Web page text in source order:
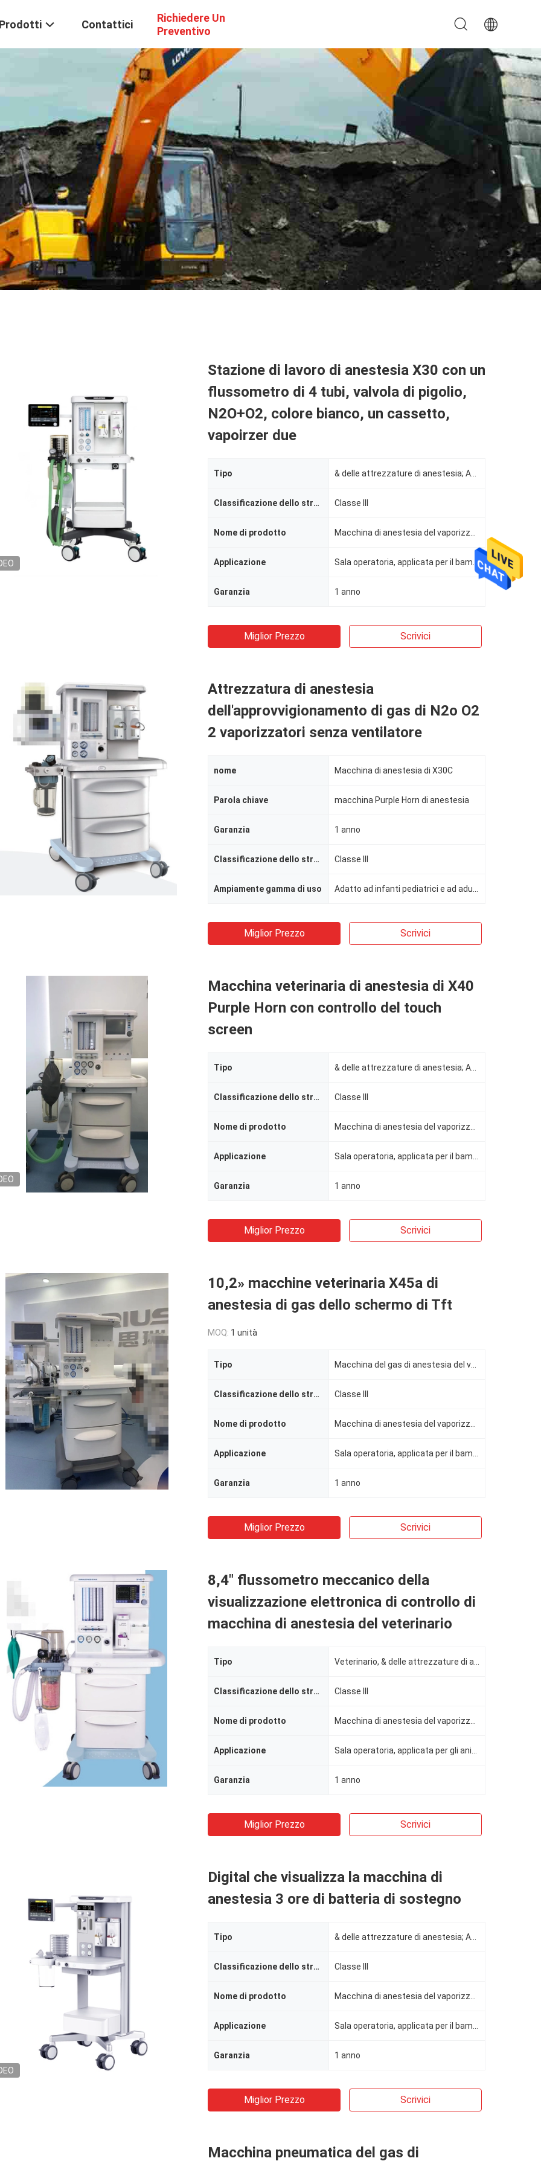
Contattici
Richiedere Un
Preventivo
Stazione di lavoro di anestesia X30 con un
flussometro di 4 tubi, valvola di pigolio,
N2O+O2, colore bianco, un cassetto,
vapoirzer due
Tipo
Classificazione dello strumento Classe III
Nome di prodotto
Applicazione Sala operatoria, applicata per il bambino ed adulta, adulta e pediatrica (3kg sopra)
Garanzia 1 anno
Miglior Prezzo Scrivici
Attrezzatura di anestesia
dell'approvvigionamento di gas di N2o O2
2 vaporizzatori senza ventilatore
nome Macchina di anestesia di X30C
Parola chiave macchina Purple Horn di anestesia
Garanzia 1 anno
Classificazione dello strumento Classe III
Ampiamente gamma di uso
Miglior Prezzo Scrivici
Macchina veterinaria di anestesia di X40
Purple Horn con controllo del touch
screen
Tipo
Classificazione dello strumento Classe III
Nome di prodotto
Applicazione
Garanzia 1 anno
Miglior Prezzo Scrivici
10,2» macchine veterinaria X45a di
anestesia di gas dello schermo di Tft
MOQ: 1 unità
Tipo
Classificazione dello strumento Classe III
Nome di prodotto
Applicazione
Garanzia 1 anno
Miglior Prezzo Scrivici
8,4" flussometro meccanico della
visualizzazione elettronica di controllo di
macchina di anestesia del veterinario
Tipo
Classificazione dello strumento Classe III
Nome di prodotto
Applicazione
Garanzia 1 anno
Miglior Prezzo Scrivici
Digital che visualizza la macchina di
anestesia 3 ore di batteria di sostegno
Tipo
Classificazione dello strumento Classe III
Nome di prodotto
Applicazione
Garanzia 1 anno
Miglior Prezzo Scrivici
Macchina pneumatica del gas di